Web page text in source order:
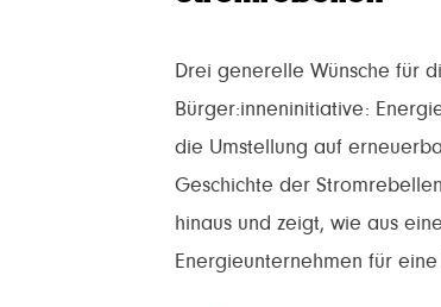
Drei generelle Wünsche für
Bürger:inneninitiative:
die Umstellung auf
Geschichte der
hinaus und zeigt, wie aus
Energieunternehmen für